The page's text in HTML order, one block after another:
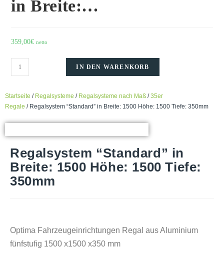
in Breite:…
359,00€ netto
IN DEN WARENKORB
Startseite / Regalsysteme / Regalsysteme nach Maß /35er
Regale / Regalsystem “Standard” in Breite: 1500 Höhe: 1500 Tiefe: 350mm
Regalsystem “Standard” in
Breite: 1500 Höhe: 1500 Tiefe:
350mm
Optima Fahrzeugeinrichtungen Regal aus Aluminium
fünfstufig 1500 x1500 x350 mm